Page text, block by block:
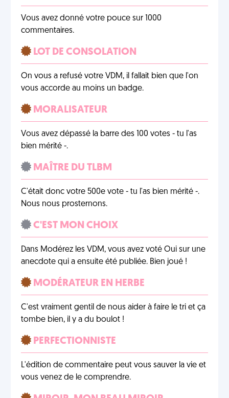
Vous avez donné votre pouce sur 1000
commentaires.
LOT DE CONSOLATION
On vous a refusé votre VDM, il fallait bien que l'on
vous accorde au moins un badge.
MORALISATEUR
Vous avez dépassé la barre des 100 votes - tu l'as
bien mérité -.
MAÎTRE DU TLBM
C'était donc votre 500e vote - tu l'as bien mérité -.
Nous nous prosternons.
C'EST MON CHOIX
Dans Modérez les VDM, vous avez voté Oui sur une
anecdote qui a ensuite été publiée. Bien joué !
MODÉRATEUR EN HERBE
C'est vraiment gentil de nous aider à faire le tri et ça
tombe bien, il y a du boulot !
PERFECTIONNISTE
L'édition de commentaire peut vous sauver la vie et
vous venez de le comprendre.